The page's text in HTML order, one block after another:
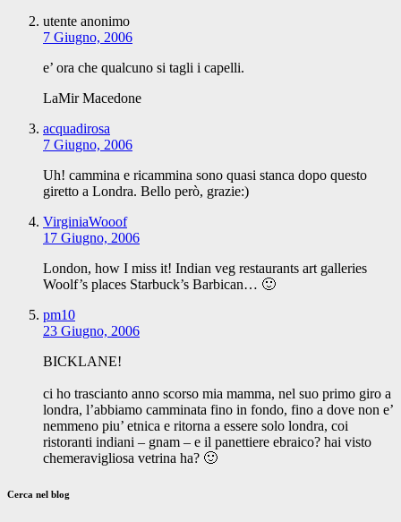
utente anonimo
7 Giugno, 2006
e’ ora che qualcuno si tagli i capelli.
LaMir Macedone
acquadirosa
7 Giugno, 2006
Uh! cammina e ricammina sono quasi stanca dopo questo
giretto a Londra. Bello però, grazie:)
VirginiaWooof
17 Giugno, 2006
London, how I miss it! Indian veg restaurants art galleries
Woolf’s places Starbuck’s Barbican… 🙂
pm10
23 Giugno, 2006
BICKLANE!
ci ho trascianto anno scorso mia mamma, nel suo primo giro a
londra, l’abbiamo camminata fino in fondo, fino a dove non e’
nemmeno piu’ etnica e ritorna a essere solo londra, coi
ristoranti indiani – gnam – e il panettiere ebraico? hai visto
chemeravigliosa vetrina ha? 🙂
Cerca nel blog